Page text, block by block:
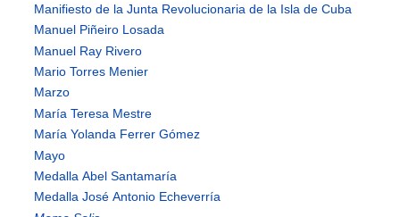
Manifiesto de la Junta Revolucionaria de la Isla de Cuba
Manuel Piñeiro Losada
Manuel Ray Rivero
Mario Torres Menier
Marzo
María Teresa Mestre
María Yolanda Ferrer Gómez
Mayo
Medalla Abel Santamaría
Medalla José Antonio Echeverría